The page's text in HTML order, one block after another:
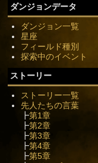
ダンジョンデータ
ダンジョン一覧
星座
フィールド種別
探索中のイベント
ストーリー
ストーリー一覧
先人たちの言葉
┣第1章
┣第2章
┣第3章
┣第4章
┣第5章